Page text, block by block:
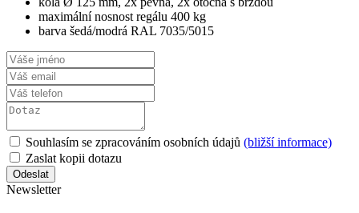
maximální nosnost regálu 400 kg
barva šedá/modrá RAL 7035/5015
Souhlasím se zpracováním osobních údajů (bližší informace)
Zaslat kopii dotazu
Newsletter